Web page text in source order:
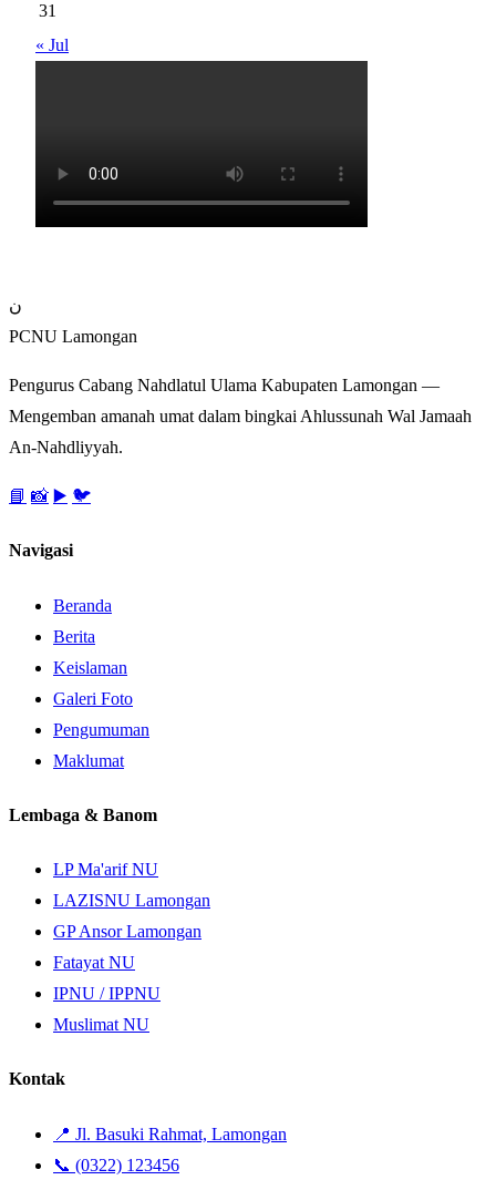
31
« Jul
ن
PCNU Lamongan
Pengurus Cabang Nahdlatul Ulama Kabupaten Lamongan —
Mengemban amanah umat dalam bingkai Ahlussunah Wal Jamaah
An-Nahdliyyah.
📘 📸 ▶️ 🐦
Navigasi
Beranda
Berita
Keislaman
Galeri Foto
Pengumuman
Maklumat
Lembaga & Banom
LP Ma'arif NU
LAZISNU Lamongan
GP Ansor Lamongan
Fatayat NU
IPNU / IPPNU
Muslimat NU
Kontak
📍 Jl. Basuki Rahmat, Lamongan
📞 (0322) 123456